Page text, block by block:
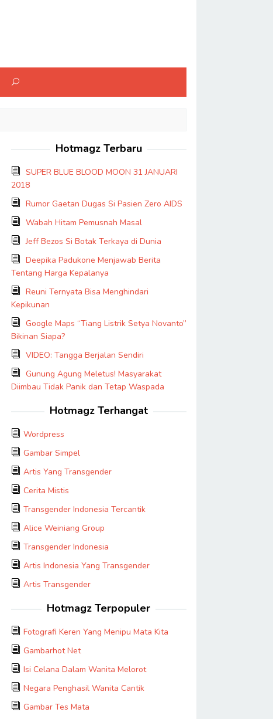
Hotmagz Terbaru
SUPER BLUE BLOOD MOON 31 JANUARI
2018
Rumor Gaetan Dugas Si Pasien Zero AIDS
Wabah Hitam Pemusnah Masal
Jeff Bezos Si Botak Terkaya di Dunia
Deepika Padukone Menjawab Berita
Tentang Harga Kepalanya
Reuni Ternyata Bisa Menghindari
Kepikunan
Google Maps “Tiang Listrik Setya Novanto”
Bikinan Siapa?
VIDEO: Tangga Berjalan Sendiri
Gunung Agung Meletus! Masyarakat
Diimbau Tidak Panik dan Tetap Waspada
Hotmagz Terhangat
Wordpress
Gambar Simpel
Artis Yang Transgender
Cerita Mistis
Transgender Indonesia Tercantik
Alice Weiniang Group
Transgender Indonesia
Artis Indonesia Yang Transgender
Artis Transgender
Hotmagz Terpopuler
Fotografi Keren Yang Menipu Mata Kita
Gambarhot Net
Isi Celana Dalam Wanita Melorot
Negara Penghasil Wanita Cantik
Gambar Tes Mata